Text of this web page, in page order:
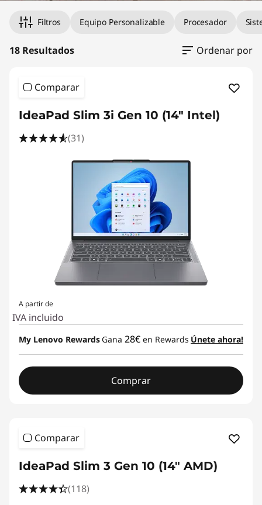
Filtros Equipo Personalizable Procesador
18 Resultados Ordenar por
Comparar
IdeaPad Slim 3i Gen 10 (14" Intel)
(31)
A partir de
IVA incluido
My Lenovo Rewards Gana 28€ en Rewards Únete ahora!
Comprar
Comparar
IdeaPad Slim 3 Gen 10 (14" AMD)
(118)